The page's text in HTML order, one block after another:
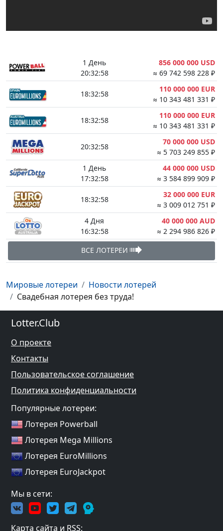
1 День
20:32:57
856 000 000 USD
≈ 69 742 598 228 ₽
18:32:57
110 000 000 EUR
≈ 10 343 481 331 ₽
18:32:57
110 000 000 EUR
≈ 10 343 481 331 ₽
20:32:57
70 000 000 USD
≈ 5 703 249 855 ₽
1 День
17:32:57
44 000 000 USD
≈ 3 584 899 909 ₽
18:32:57
32 000 000 EUR
≈ 3 009 012 751 ₽
4 Дня
16:32:57
40 000 000 AUD
≈ 2 294 986 826 ₽
ВСЕ ЛОТЕРЕИ
Мировые лотереи
Новости лотерей
Свадебная лотерея без труда!
Lotter.Club
О проекте
Контакты
Пользовательское соглашение
Политика конфиденциальности
Популярные лотереи:
Лотерея Powerball
Лотерея Mega Millions
Лотерея EuroMillions
Лотерея EuroJackpot
Мы в сети:
Карта сайта и RSS: